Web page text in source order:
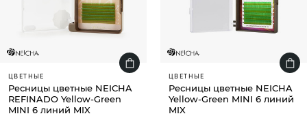
ЦВЕТНЫЕ
Ресницы цветные NEICHA
REFINADO Yellow-Green
MINI 6 линий MIX
ЦВЕТНЫЕ
Ресницы цветные NEICHA
Yellow-Green MINI 6 линий
MIX